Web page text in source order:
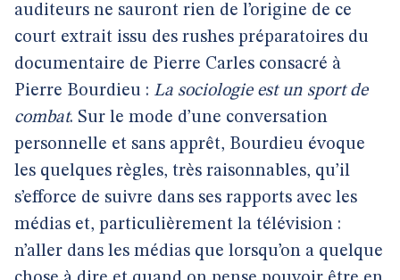
auditeurs ne sauront rien de l’origine de ce
court extrait issu des rushes préparatoires du
documentaire de Pierre Carles consacré à
Pierre Bourdieu : La sociologie est un sport de
combat. Sur le mode d’une conversation
personnelle et sans apprêt, Bourdieu évoque
les quelques règles, très raisonnables, qu’il
s’efforce de suivre dans ses rapports avec les
médias et, particulièrement la télévision :
n’aller dans les médias que lorsqu’on a quelque